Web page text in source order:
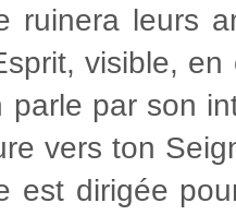
ruinera leurs
visible,
parle par son
vers ton
est dirigée